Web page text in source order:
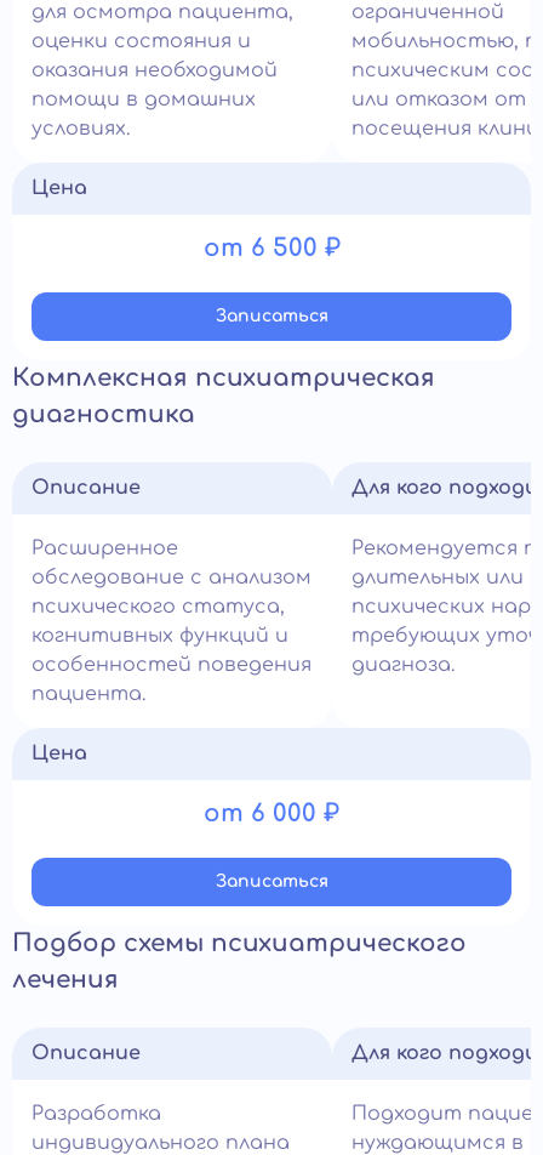
для осмотра пациента,
оценки состояния и
оказания необходимой
помощи в домашних
условиях.
ограниченной
мобильностью,
психическим
или отказом от
посещения
Цена
от 6 500 ₽
Записатьcя
Комплексная психиатрическая
диагностика
Описание
Расширенное
обследование с анализом
психического статуса,
когнитивных функций и
особенностей поведения
пациента.
Для кого
Рекомендуется
длительных или
психических
требующих
диагноза.
Цена
от 6 000 ₽
Записатьcя
Подбор схемы психиатрического
лечения
Описание
Разработка
индивидуального плана
Для кого
Подходит
нуждающимся в